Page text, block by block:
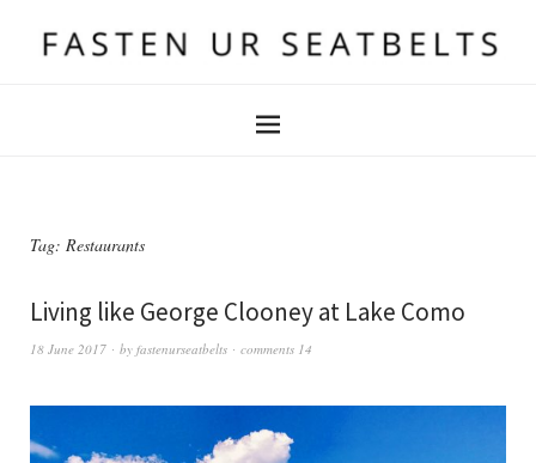
Tag: Restaurants
Living like George Clooney at Lake Como
18 June 2017 by fastenurseatbelts comments 14